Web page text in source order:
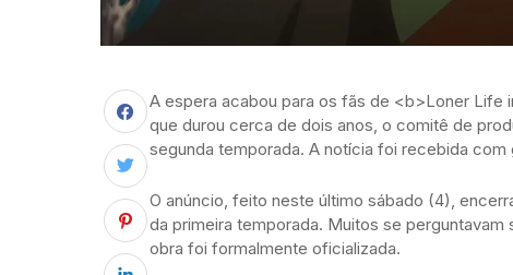
A espera acabou para os fãs de <b>Loner Life
que durou cerca de dois anos, o comitê de
segunda temporada. A notícia foi recebida
O anúncio, feito neste último sábado (4),
da primeira temporada. Muitos se
obra foi formalmente oficializada.